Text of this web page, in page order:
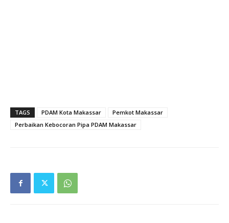
TAGS PDAM Kota Makassar
Pemkot Makassar
Perbaikan Kebocoran Pipa PDAM Makassar